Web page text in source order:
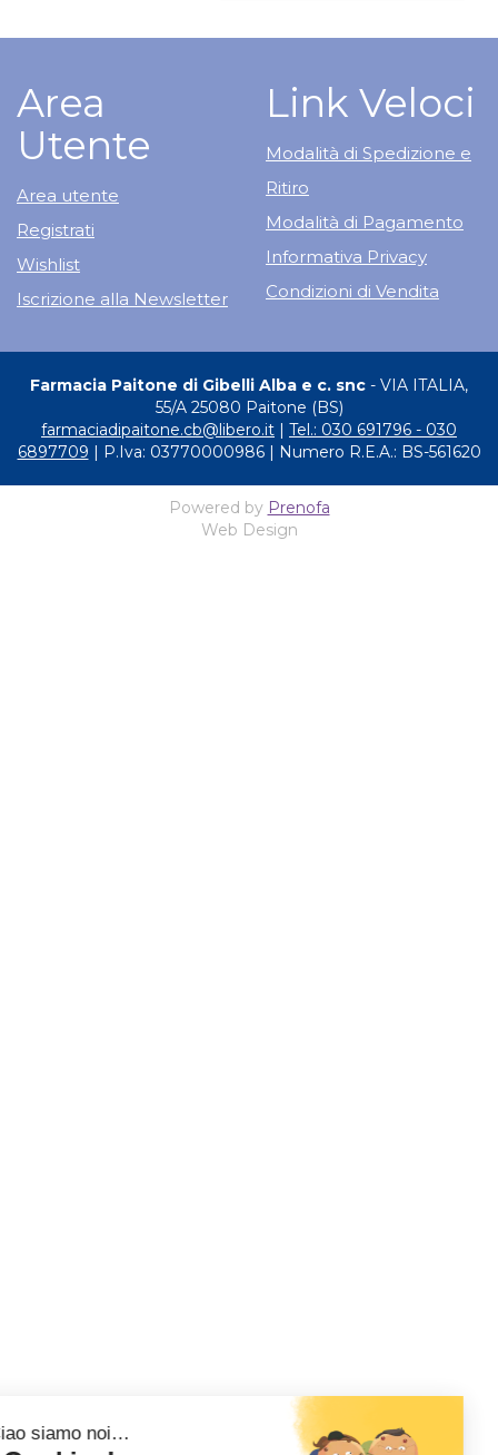
Area
Utente
Area utente
Registrati
Wishlist
Iscrizione alla Newsletter
Link Veloci
Modalità di Spedizione e
Ritiro
Modalità di Pagamento
Informativa Privacy
Condizioni di Vendita
Farmacia Paitone di Gibelli Alba e c. snc - VIA ITALIA,
55/A 25080 Paitone (BS)
farmaciadipaitone.cb@libero.it | Tel.: 030 691796 - 030
6897709 | P.Iva: 03770000986 | Numero R.E.A.: BS-561620
Powered by Prenofa
Web Design